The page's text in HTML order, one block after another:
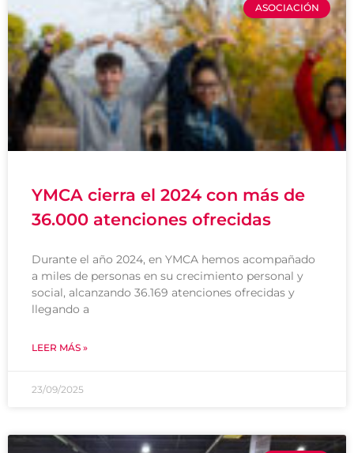
ASOCIACIÓN
YMCA cierra el 2024 con más de
36.000 atenciones ofrecidas
Durante el año 2024, en YMCA hemos acompañado
a miles de personas en su crecimiento personal y
social, alcanzando 36.169 atenciones ofrecidas y
llegando a
LEER MÁS »
23/09/2025